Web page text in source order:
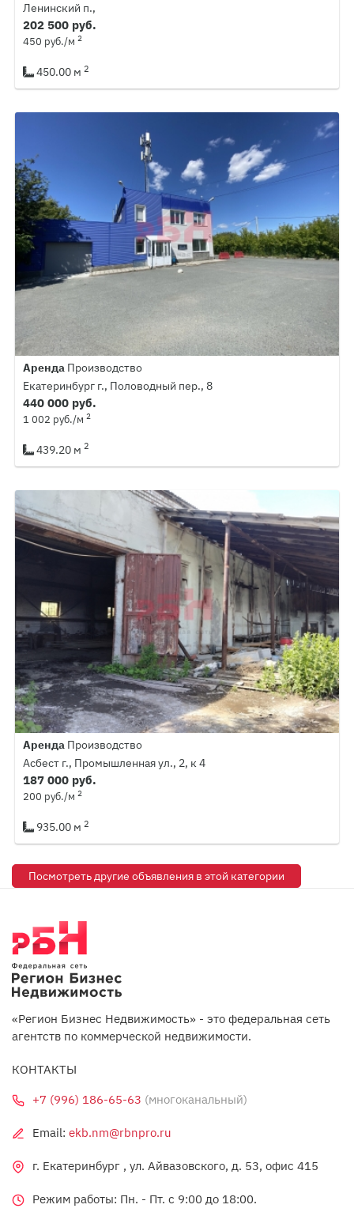
Ленинский п.,
202 500 руб.
450 руб./м 2
450.00 м 2
Аренда Производство
Екатеринбург г., Половодный пер., 8
440 000 руб.
1 002 руб./м 2
439.20 м 2
Аренда Производство
Асбест г., Промышленная ул., 2, к 4
187 000 руб.
200 руб./м 2
935.00 м 2
Посмотреть другие объявления в этой категории
«Регион Бизнес Недвижимость» - это федеральная сеть
агентств по коммерческой недвижимости.
КОНТАКТЫ
+7 (996) 186-65-63 (многоканальный)
Email: ekb.nm@rbnpro.ru
г. Екатеринбург , ул. Айвазовского, д. 53, офис 415
Режим работы: Пн. - Пт. c 9:00 до 18:00.